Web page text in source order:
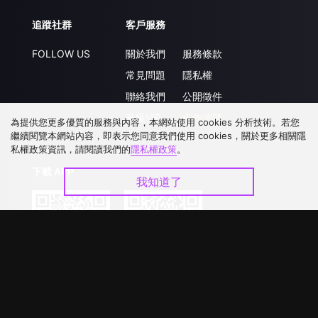
追蹤社群
FOLLOW US
客戶服務
關於我們
常見問題
聯絡我們
升級VIP
服務條款
隱私權
公開徵件
合作洽談
下載 APP
為提供您更多優質的服務與內容，本網站使用 cookies 分析技術。若您
繼續閱覽本網站內容，即表示您同意我們使用 cookies，關於更多相關隱
私權政策資訊，請閱讀我們的隱私權政策。
我知道了